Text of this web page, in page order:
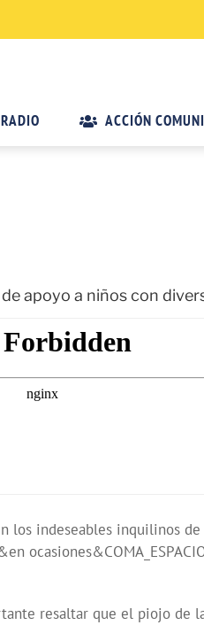
ACCIÓN
apoyo a niños con
indeseables inquilinos de
resaltar que el piojo de